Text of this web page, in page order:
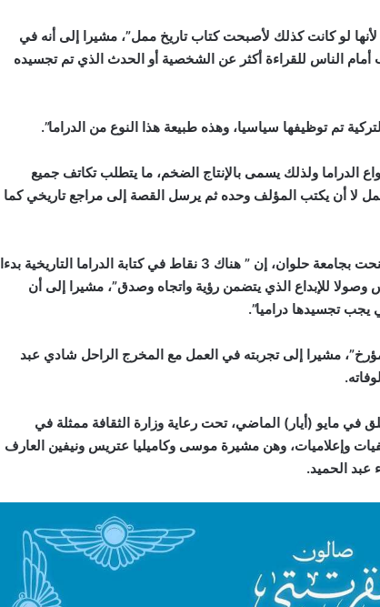
لأنها لو كانت كذلك لأصبحت كتاب تاريخ ممل”، مشيرا إلى أنه في
أمام الناس للقراءة أكثر عن الشخصية أو الحدث الذي تم تجسيده
تم توظيفها سياسيا، وهذه طبيعة هذا النوع من الدراما”.
الدراما ولذلك يسمى بالإنتاج الضخم، ما يتطلب تكاتف جميع
لا أن يكتب المؤلف وحده ثم يرسل القصة إلى مراجع تاريخي كما
بدوره، قال الدكتور محمود مبروك ،أستاذ فنون النحت بجامعة حلوان، إن ” هناك 3 نقاط في كتابة الدراما التاريخية بدءا
وصولا للإبداع الذي يتضمن رؤية واتجاه وصدق”، مشيرا إلى أن
يجب تجسيدها دراميا”.
مشيرا إلى تجربته في العمل مع المخرج الراحل شادي عبد
في مايو (أيار) الماضي، تحت رعاية وزارة الثقافة ممثلة في
وإعلاميات، وهن مشيرة موسى وكاميليا عتريس ونيفين العارف
عبد الحميد.